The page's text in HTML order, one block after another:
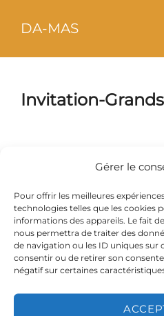
Gérer le
Pour offrir les meilleures
technologies telles que les cookies
informations des appareils. Le fait
nous permettra de traiter des
de navigation ou les ID uniques sur
consentir ou de retirer son
négatif sur certaines
DA-MAS
Invitation-